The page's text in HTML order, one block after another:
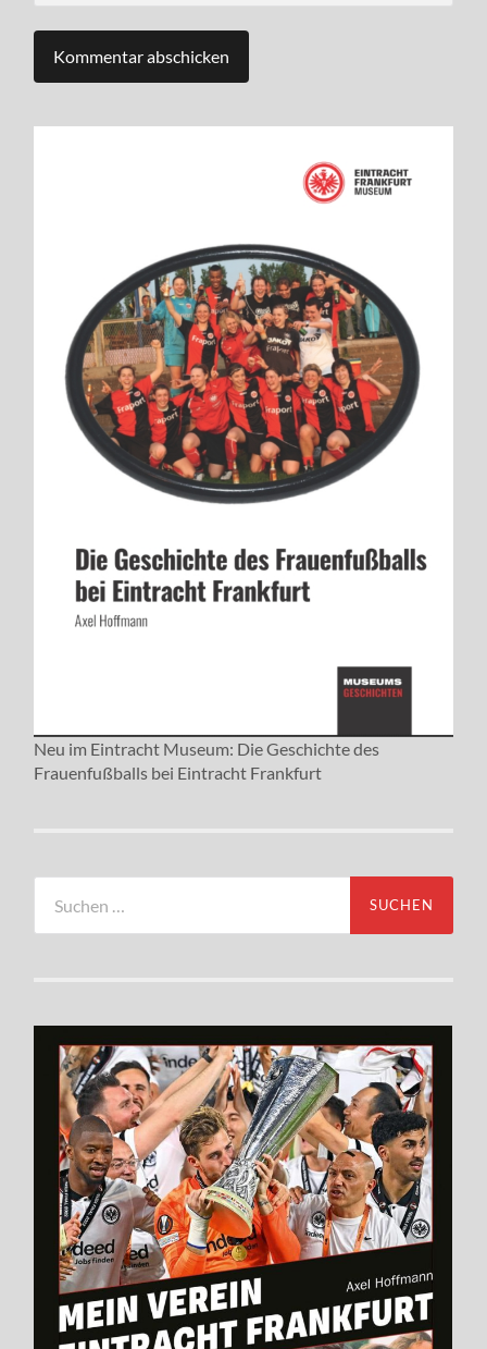
Neu im Eintracht Museum: Die Geschichte des
Frauenfußballs bei Eintracht Frankfurt
nach: